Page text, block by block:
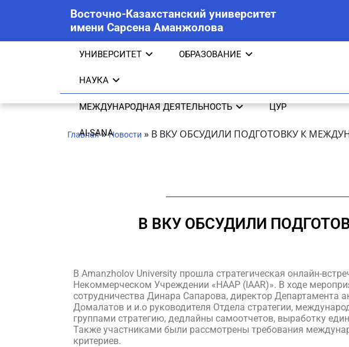
Восточно-Казахстанский университет
имени Сарсена Аманжолова
УНИВЕРСИТЕТ ОБРАЗОВАНИЕ
НАУКА
МЕЖДУНАРОДНАЯ ДЕЯТЕЛЬНОСТЬ ЦУР
AI-SANA
Главная»Новости » В ВКУ ОБСУДИЛИ ПОДГОТОВКУ К
В ВКУ ОБСУДИЛИ
В Amanzholov University прошла стратегическая онлайн-
Некоммерческом Учреждении «НААР (IAAR)». В ходе
сотрудничества Динара Сапарова, директор
Домалатов и и.о руководителя Отдела стратегии,
группами стратегию, дедлайны самоотчетов, выработку
Также участниками были рассмотрены требования
критериев.